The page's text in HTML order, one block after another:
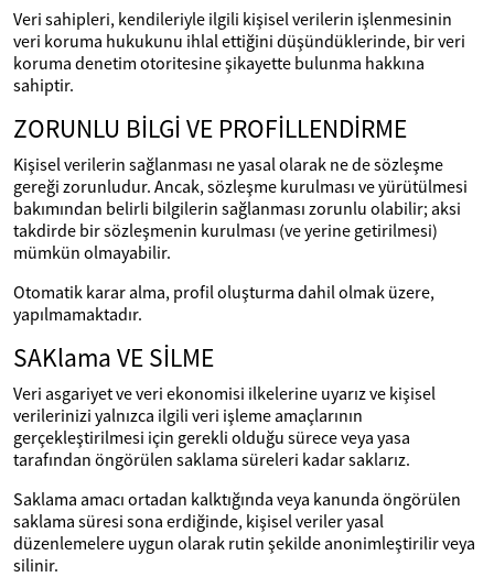
Veri sahipleri, kendileriyle ilgili kişisel verilerin işlenmesinin
veri koruma hukukunu ihlal ettiğini düşündüklerinde, bir veri
koruma denetim otoritesine şikayette bulunma hakkına
sahiptir.
ZORUNLU BİLGİ VE PROFİLLENDİRME
Kişisel verilerin sağlanması ne yasal olarak ne de sözleşme
gereği zorunludur. Ancak, sözleşme kurulması ve yürütülmesi
bakımından belirli bilgilerin sağlanması zorunlu olabilir; aksi
takdirde bir sözleşmenin kurulması (ve yerine getirilmesi)
mümkün olmayabilir.
Otomatik karar alma, profil oluşturma dahil olmak üzere,
yapılmamaktadır.
SAKlama VE SİLME
Veri asgariyet ve veri ekonomisi ilkelerine uyarız ve kişisel
verilerinizi yalnızca ilgili veri işleme amaçlarının
gerçekleştirilmesi için gerekli olduğu sürece veya yasa
tarafından öngörülen saklama süreleri kadar saklarız.
Saklama amacı ortadan kalktığında veya kanunda öngörülen
saklama süresi sona erdiğinde, kişisel veriler yasal
düzenlemelere uygun olarak rutin şekilde anonimleştirilir veya
silinir.